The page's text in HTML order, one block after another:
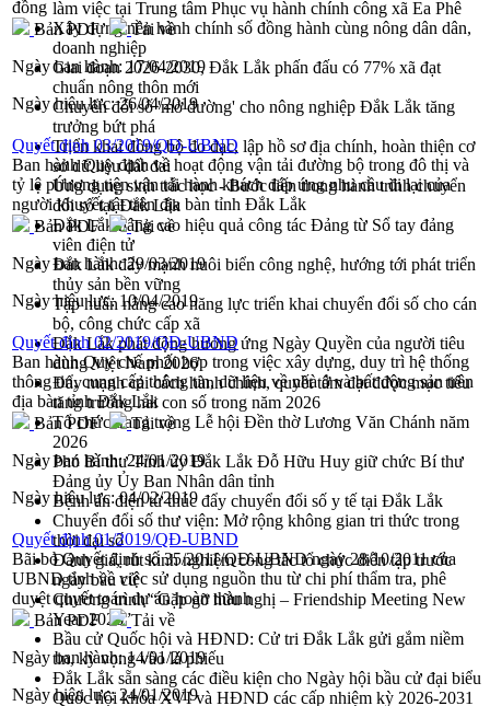
làm việc tại Trung tâm Phục vụ hành chính công xã Ea Phê
Xây dựng nền hành chính số đồng hành cùng nông dân dân,
doanh nghiệp
Giai đoạn 2026-2030, Đắk Lắk phấn đấu có 77% xã đạt
chuẩn nông thôn mới
Chuyển đổi số 'mở đường' cho nông nghiệp Đắk Lắk tăng
trưởng bứt phá
Triển khai đồng bộ đo đạc, lập hồ sơ địa chính, hoàn thiện cơ
sở dữ liệu đất đai
Ứng dụng sinh trắc học - Bước tiến trong hành trình chuyển
đổi số tại Đắk Lắk
Đắk Lắk nâng cao hiệu quả công tác Đảng từ Sổ tay đảng
viên điện tử
Đắk Lắk đẩy mạnh nuôi biển công nghệ, hướng tới phát triển
thủy sản bền vững
Tập huấn nâng cao năng lực triển khai chuyển đổi số cho cán
bộ, công chức cấp xã
Đắk Lắk phát động hưởng ứng Ngày Quyền của người tiêu
dùng Việt Nam 2026
Đẩy mạnh cải cách hành chính, quyết tâm đạt được mục tiêu
tăng trưởng hai con số trong năm 2026
Tổ chức trang trọng Lễ hội Đền thờ Lương Văn Chánh năm
2026
Phó Bí thư Tỉnh ủy Đắk Lắk Đỗ Hữu Huy giữ chức Bí thư
Đảng ủy Ủy Ban Nhân dân tỉnh
Bệnh án điện tử thúc đẩy chuyển đổi số y tế tại Đắk Lắk
Chuyển đổi số thư viện: Mở rộng không gian tri thức trong
thời đại số
Đánh giá, rút kinh nghiệm công tác tổ chức diễn tập trước
ngày bầu cử
Chương trình “Gặp gỡ hữu nghị – Friendship Meeting New
Year 2026”
Bầu cử Quốc hội và HĐND: Cử tri Đắk Lắk gửi gắm niềm
tin, kỳ vọng vào lá phiếu
Đắk Lắk sẵn sàng các điều kiện cho Ngày hội bầu cử đại biểu
Quốc hội khóa XVI và HĐND các cấp nhiệm kỳ 2026-2031
đồng
Bản PDF
Tải về
Ngày ban hành: 17/04/2019
Ngày hiệu lực:26/04/2019
Quyết định 03/2019/QĐ-UBND
Ban hành Quy định về hoạt động vận tải đường bộ trong đô thị và
tỷ lệ phương tiện vận tải hành khách đáp ứng nhu cầu đi lại của
người khuyết tật trên địa bàn tỉnh Đắk Lắk
Bản PDF
Tải về
Ngày ban hành:29/03/2019
Ngày hiệu lực:10/04/2019
Quyết định 02/2019/QĐ-UBND
Ban hành Quy chế phối hợp trong việc xây dựng, duy trì hệ thống
thông tin, cung cấp thông tin, dữ liệu về nhà ở và bất động sản trên
địa bàn tỉnh Đắk Lắk
Bản PDF
Tải về
Ngày ban hành:24/01/2019
Ngày hiệu lực:04/02/2019
Quyết định 01/2019/QĐ-UBND
Bãi bỏ Quyết định số 35/2011/QĐ-UBND ngày 28/10/2011 của
UBND tỉnh về việc sử dụng nguồn thu từ chi phí thẩm tra, phê
duyệt quyết toán dự án hoàn thành
Bản PDF
Tải về
Ngày ban hành:14/01/2019
Ngày hiệu lực:24/01/2019